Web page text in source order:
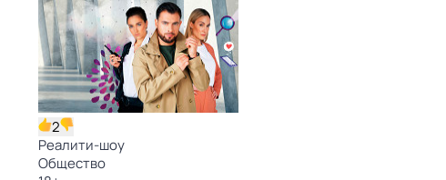
2
Реалити-шоу
Общество